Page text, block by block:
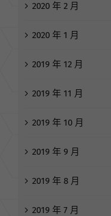
2020 年 2 月
2020 年 1 月
2019 年 12 月
2019 年 11 月
2019 年 10 月
2019 年 9 月
2019 年 8 月
2019 年 7 月